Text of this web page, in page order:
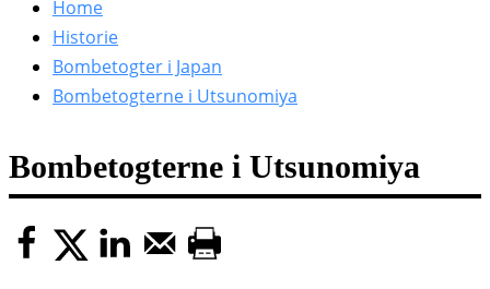
Home
Historie
Bombetogter i Japan
Bombetogterne i Utsunomiya
Bombetogterne i Utsunomiya